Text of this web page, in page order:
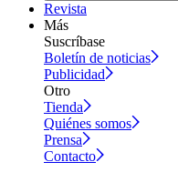
Revista
Más
Suscríbase
Boletín de noticias
Publicidad
Otro
Tienda
Quiénes somos
Prensa
Contacto